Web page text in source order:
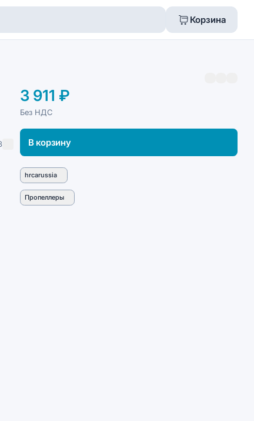
Корзина
3 911 ₽
Без НДС
В корзину
hrcarussia
Пропеллеры